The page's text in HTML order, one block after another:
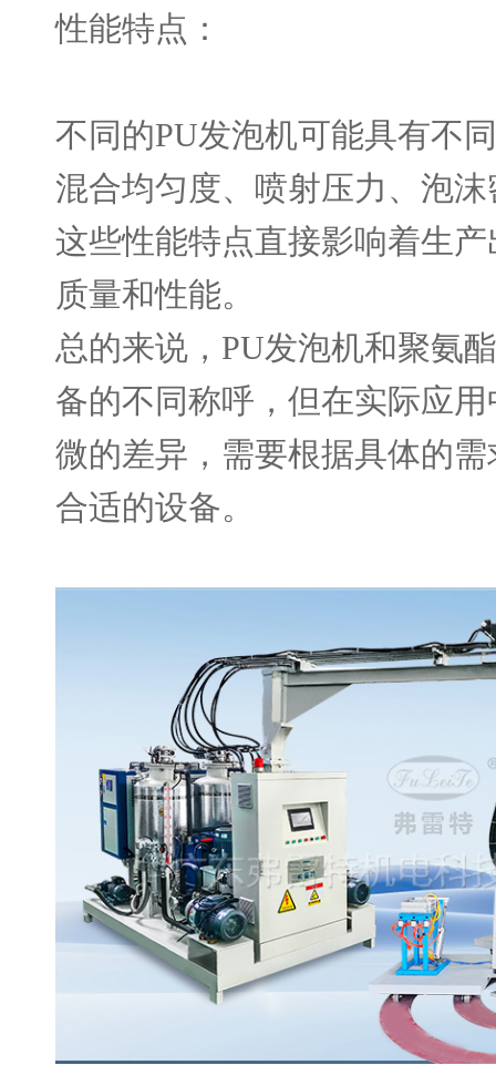
性能特点：
不同的PU发泡机可能具有不
混合均匀度、喷射压力、泡
这些性能特点直接影响着生
质量和性能。
总的来说， PU发泡机和聚氨
备的不同称呼，但在实际应
微的差异，需要根据具体的
合适的设备。